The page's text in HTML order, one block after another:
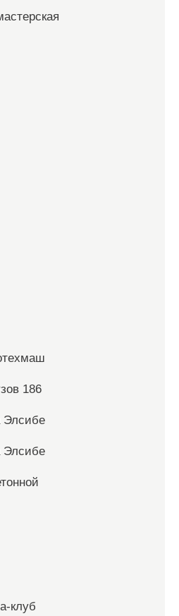
186
Элсибе
Элсибе
клуб